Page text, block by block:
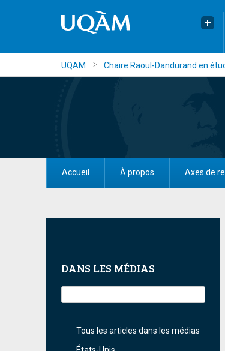
UQAM Chaire Raoul-Dandurand en
Accueil À propos Axes de
DANS LES MÉDIAS
Tous les articles dans les médias